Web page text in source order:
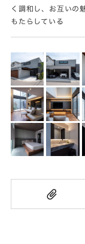
く調和し、お互いの
もたらしている